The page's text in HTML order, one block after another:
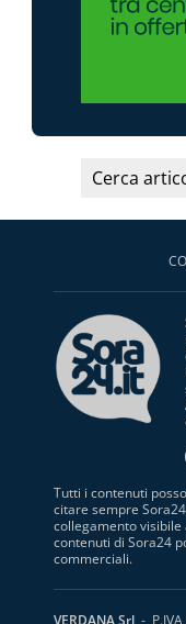
Tutti i contenuti
citare sempre
collegamento visibile
contenuti di Sora24
commerciali.
VERDANA Srl -